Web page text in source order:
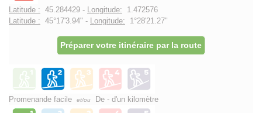
Latitude : 45.284429 - Longitude: 1.472576
Latitude : 45°17'3.94" - Longitude: 1°28'21.27"
Préparer votre itinéraire par la route
Promenande facile et/ou De - d'un kilomètre